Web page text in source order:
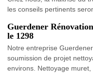
les conseils pertinents
Guerdener
le 1298
Notre entreprise
soumission de projet
environs. Nettoyage